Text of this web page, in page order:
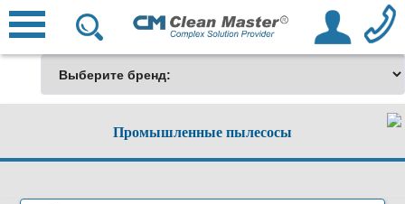
Промышленные пылесосы